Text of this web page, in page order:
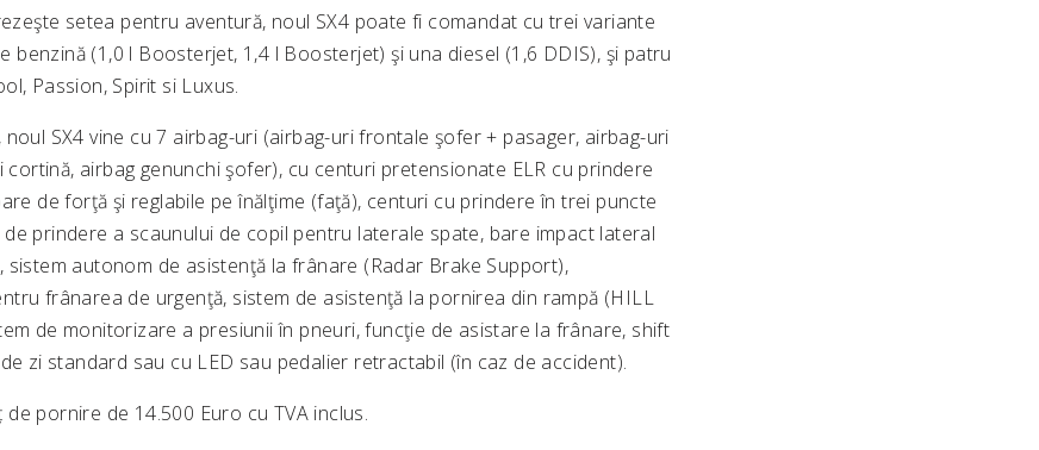
setea pentru aventură, noul SX4 poate fi comandat cu trei variante
benzină (1,0 l Boosterjet, 1,4 l Boosterjet) şi una diesel (1,6 DDIS), şi patru
Passion, Spirit si Luxus.
SX4 vine cu 7 airbag-uri (airbag-uri frontale şofer + pasager, airbag-uri
cortină, airbag genunchi şofer), cu centuri pretensionate ELR cu prindere
de forţă şi reglabile pe înălţime (faţă), centuri cu prindere în trei puncte
de prindere a scaunului de copil pentru laterale spate, bare impact lateral
sistem autonom de asistenţă la frânare (Radar Brake Support),
frânarea de urgenţă, sistem de asistenţă la pornirea din rampă (HILL
de monitorizare a presiunii în pneuri, funcţie de asistare la frânare, shift
de zi standard sau cu LED sau pedalier retractabil (în caz de accident).
de pornire de 14.500 Euro cu TVA inclus.